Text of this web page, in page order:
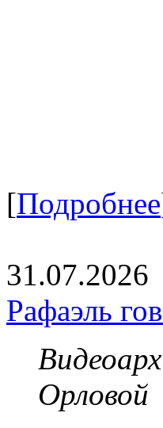
[Подробнее
31.07.2026
Рафаэль
Орловой